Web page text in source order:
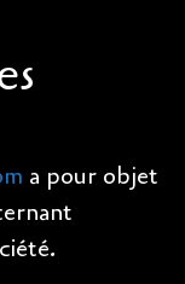
a pour objet